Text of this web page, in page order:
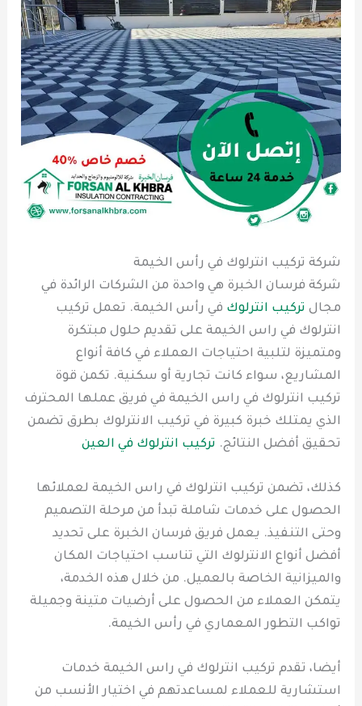
شركة تركيب انترلوك في رأس الخيمة
شركة فرسان الخبرة هي واحدة من الشركات الرائدة في
مجال تركيب انترلوك في رأس الخيمة. تعمل تركيب
انترلوك في راس الخيمة على تقديم حلول مبتكرة
ومتميزة لتلبية احتياجات العملاء في كافة أنواع
المشاريع، سواء كانت تجارية أو سكنية. تكمن قوة
تركيب انترلوك في راس الخيمة في فريق عملها المحترف
الذي يمتلك خبرة كبيرة في تركيب الانترلوك بطرق تضمن
تحقيق أفضل النتائج. تركيب انترلوك في العين
كذلك، تضمن تركيب انترلوك في راس الخيمة لعملائها
الحصول على خدمات شاملة تبدأ من مرحلة التصميم
وحتى التنفيذ. يعمل فريق فرسان الخبرة على تحديد
أفضل أنواع الانترلوك التي تناسب احتياجات المكان
والميزانية الخاصة بالعميل. من خلال هذه الخدمة،
يتمكن العملاء من الحصول على أرضيات متينة وجميلة
تواكب التطور المعماري في رأس الخيمة.
أيضا، تقدم تركيب انترلوك في راس الخيمة خدمات
استشارية للعملاء لمساعدتهم في اختيار الأنسب من